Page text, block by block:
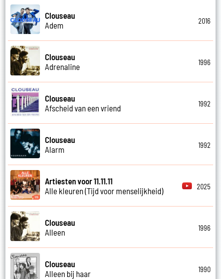
Clouseau
Adem
2016
Clouseau
Adrenaline
1996
Clouseau
Afscheid van een vriend
1992
Clouseau
Alarm
1992
Artiesten voor 11.11.11
Alle kleuren (Tijd voor menselijkheid)
2025
Clouseau
Alleen
1996
Clouseau
Alleen bij haar
1990